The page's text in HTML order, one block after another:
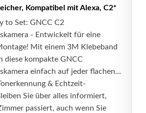
Kompatibel mit Alexa, C2*
to Set: GNCC C2
- Entwickelt für eine
Mit einem 3M Klebeband
diese kompakte GNCC
einfach auf jeder flachen...
& Echtzeit-
Sie über alles informiert,
passiert, auch wenn Sie